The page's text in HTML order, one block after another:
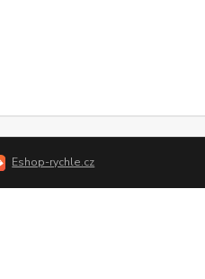
Eshop-rychle.cz